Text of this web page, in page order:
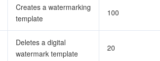
Creates a watermarking
template
100
Deletes a digital
watermark template
20